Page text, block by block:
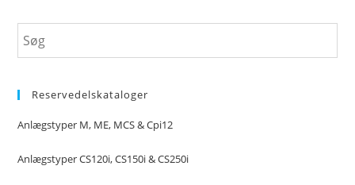
Reservedelskataloger
Anlægstyper M, ME, MCS & Cpi12
Anlægstyper CS120i, CS150i & CS250i